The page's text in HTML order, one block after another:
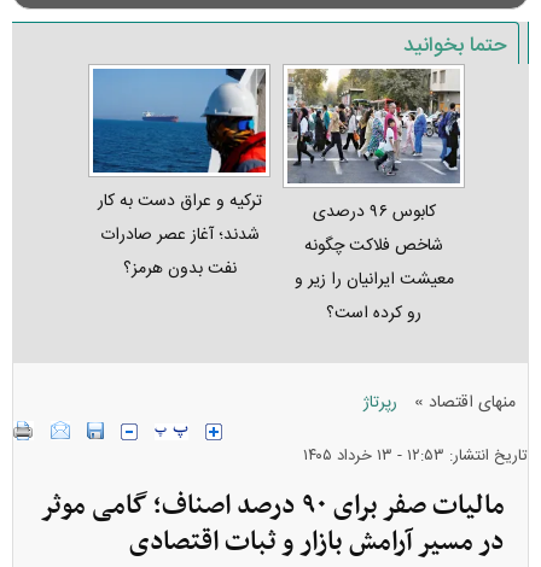
حتما بخوانید
کابوس ۹۶ درصدی
شاخص فلاکت چگونه
معیشت ایرانیان را زیر و
رو کرده است؟
ترکیه و عراق دست به کار
شدند؛ آغاز عصر صادرات
نفت بدون هرمز؟
منهای اقتصاد » رپرتاژ
تاریخ انتشار: ۱۲:۵۳ - ۱۳ خرداد ۱۴۰۵
مالیات صفر برای ۹۰ درصد اصناف؛ گامی موثر
در مسیر آرامش بازار و ثبات اقتصادی